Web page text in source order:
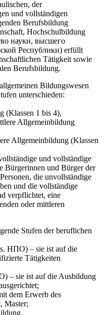
der
und vollständigen
Berufsbildung
Hochschulbildung
науки, высшего
Республики) erfüllt
Tätigkeit sowie
Berufsbildung.
Bildungswesen
unterschieden:
(Klassen 1 bis 4),
Allgemeinbildung
Allgemeinbildung (Klassen
und vollständige
Bürgerinnen und Bürger der
die unvollständige
und die vollständige
verpflichtet, eine
oder mittleren
Stufen der beruflichen
НПО) – sie ist auf die
Tätigkeiten
– sie ist auf die Ausbildung
dem Erwerb des
Master;